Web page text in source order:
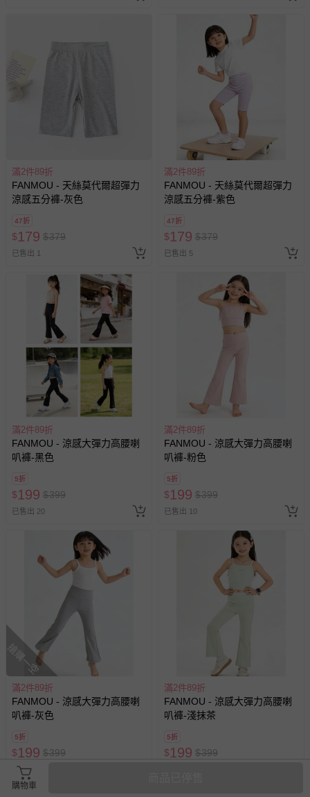
滿2件89折
FANMOU - 天絲莫代爾超彈力
涼感五分褲-灰色
47折
$179 $379
已售出 1
滿2件89折
FANMOU - 天絲莫代爾超彈力
涼感五分褲-紫色
47折
$179 $379
已售出 5
滿2件89折
FANMOU - 涼感大彈力高腰喇
叭褲-黑色
5折
$199 $399
已售出 20
滿2件89折
FANMOU - 涼感大彈力高腰喇
叭褲-粉色
5折
$199 $399
已售出 10
搶購一空
滿2件89折
FANMOU - 涼感大彈力高腰喇
叭褲-灰色
5折
$199 $399
已售出 1
滿2件89折
FANMOU - 涼感大彈力高腰喇
叭褲-淺抹茶
5折
$199 $399
購物車